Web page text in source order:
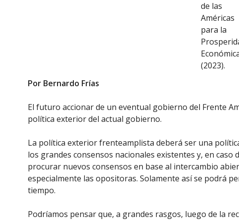
de las
Américas
para la
(2023).
Por Bernardo Frías
El futuro accionar de un eventual gobierno del Frente
política exterior del actual gobierno.
La política exterior frenteamplista deberá ser una
los grandes consensos nacionales existentes y, en
procurar nuevos consensos en base al intercambio
especialmente las opositoras. Solamente así se podrá
tiempo.
Podríamos pensar que, a grandes rasgos, luego de la